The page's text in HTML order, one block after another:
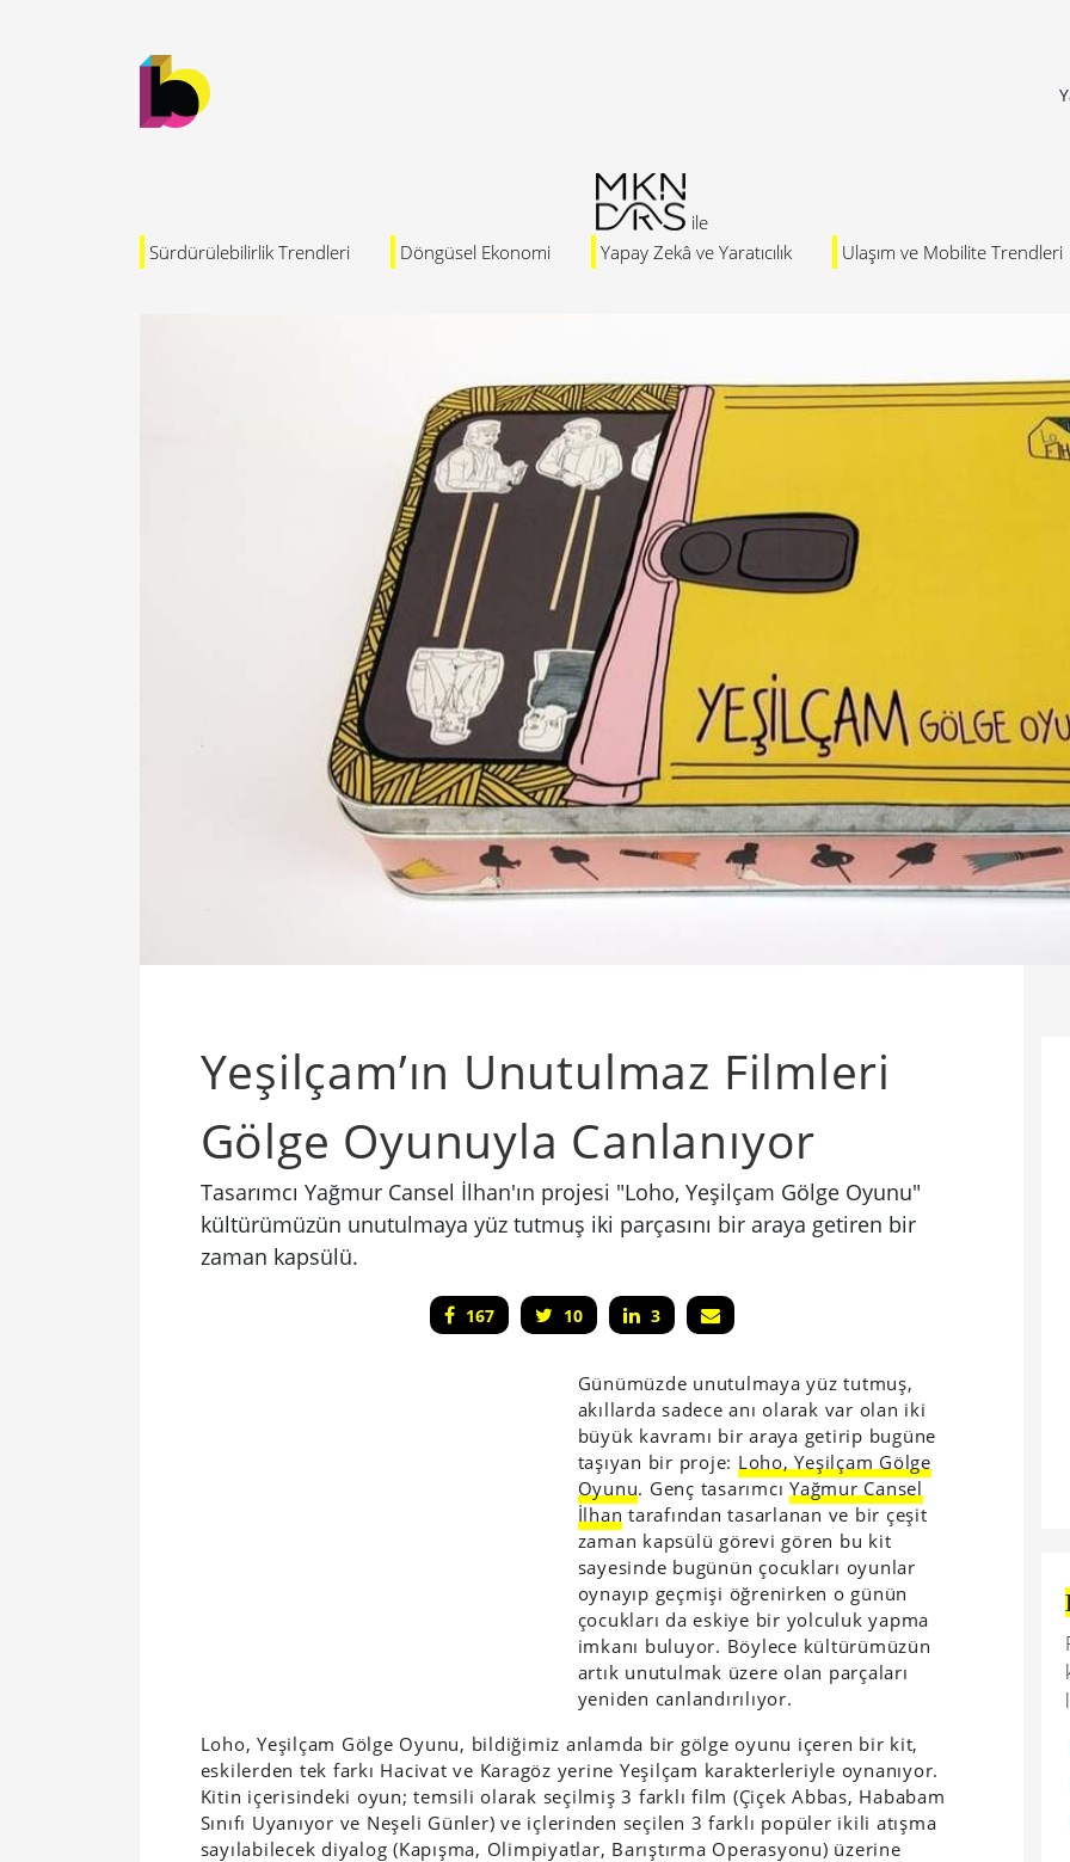
Sürdürülebilirlik Trendleri Döngüsel Ekonomi Yapay Zekâ ve Yaratıcılık Ulaşım ve Mobilite Trendleri
Yeşilçam’ın Unutulmaz Filmleri
Gölge Oyunuyla Canlanıyor
Tasarımcı Yağmur Cansel İlhan'ın projesi "Loho, Yeşilçam Gölge Oyunu"
kültürümüzün unutulmaya yüz tutmuş iki parçasını bir araya getiren bir
zaman kapsülü.
167 10 3
Günümüzde unutulmaya yüz tutmuş,
akıllarda sadece anı olarak var olan iki
büyük kavramı bir araya getirip bugüne
taşıyan bir proje: Loho, Yeşilçam Gölge
Oyunu. Genç tasarımcıYağmur Cansel
İlhan tarafından tasarlanan ve bir çeşit
zaman kapsülü görevi gören bu kit
sayesinde bugünün çocukları oyunlar
oynayıp geçmişi öğrenirken o günün
çocukları da eskiye bir yolculuk yapma
imkanı buluyor. Böylece kültürümüzün
artık unutulmak üzere olan parçaları
yeniden canlandırılıyor.
Loho, Yeşilçam Gölge Oyunu, bildiğimiz anlamda bir gölge oyunu içeren bir kit,
eskilerden tek farkı Hacivat ve Karagöz yerine Yeşilçam karakterleriyle oynanıyor.
Kitin içerisindeki oyun; temsili olarak seçilmiş 3 farklı film (Çiçek Abbas, Hababam
Sınıfı Uyanıyor ve Neşeli Günler) ve içlerinden seçilen 3 farklı popüler ikili atışma
sayılabilecek diyalog (Kapışma, Olimpiyatlar, Barıştırma Operasyonu) üzerine